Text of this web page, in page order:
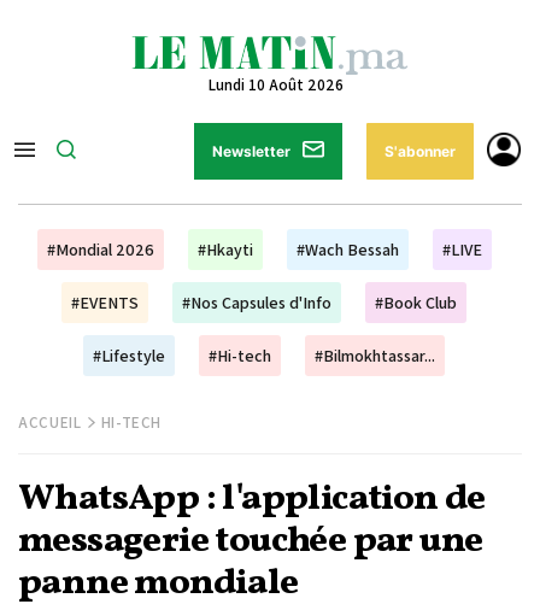
Lundi 10 Août 2026
Newsletter S'abonner
#Mondial 2026 #Hkayti #Wach Bessah #LIVE
#EVENTS #Nos Capsules d'Info #Book Club
#Lifestyle #Hi-tech #Bilmokhtassar...
ACCUEIL HI-TECH
WhatsApp : l'application de
messagerie touchée par une
panne mondiale